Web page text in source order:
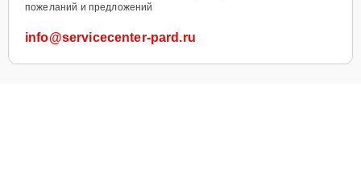
пожеланий и предложений
info@servicecenter-pard.ru